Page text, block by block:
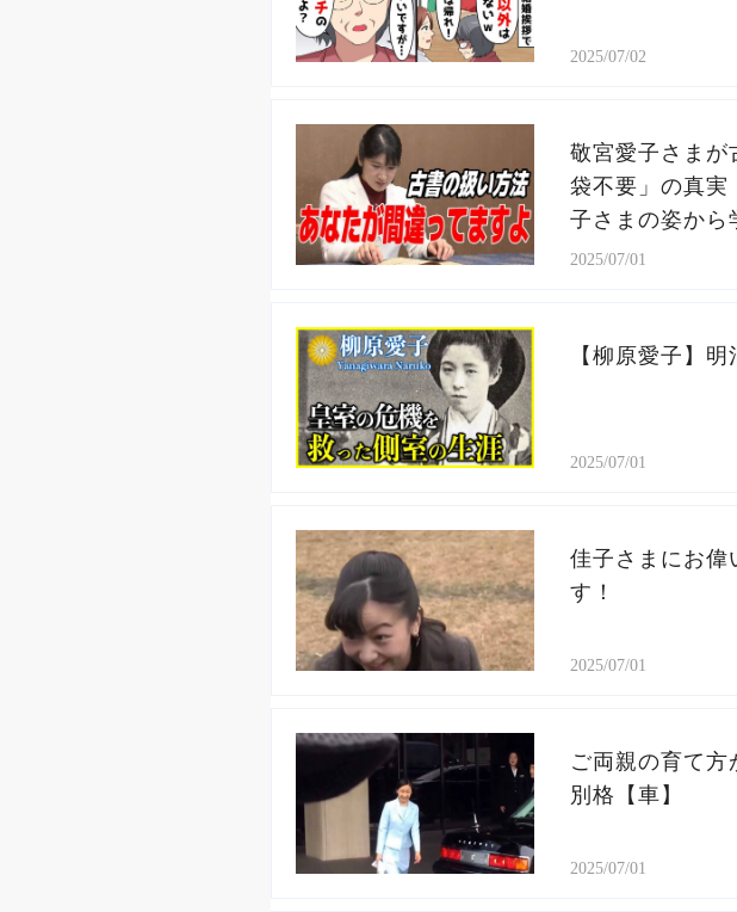
2025/07/02
敬宮愛子さまが
袋不要」の真実
子さまの姿から
2025/07/01
【柳原愛子】
2025/07/01
佳子さまにお偉
す！
2025/07/01
ご両親の育て
別格【車】
2025/07/01